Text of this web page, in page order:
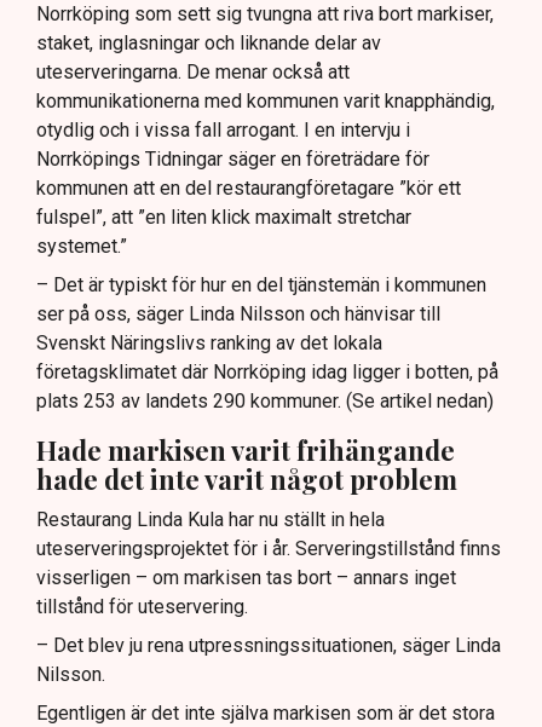
Norrköping som sett sig tvungna att riva bort markiser,
staket, inglasningar och liknande delar av
uteserveringarna. De menar också att
kommunikationerna med kommunen varit knapphändig,
otydlig och i vissa fall arrogant. I en intervju i
Norrköpings Tidningar säger en företrädare för
kommunen att en del restaurangföretagare ”kör ett
fulspel”, att ”en liten klick maximalt stretchar
systemet.”
– Det är typiskt för hur en del tjänstemän i kommunen
ser på oss, säger Linda Nilsson och hänvisar till
Svenskt Näringslivs ranking av det lokala
företagsklimatet där Norrköping idag ligger i botten, på
plats 253 av landets 290 kommuner. (Se artikel nedan)
Hade markisen varit frihängande
hade det inte varit något problem
Restaurang Linda Kula har nu ställt in hela
uteserveringsprojektet för i år. Serveringstillstånd finns
visserligen – om markisen tas bort – annars inget
tillstånd för uteservering.
– Det blev ju rena utpressningssituationen, säger Linda
Nilsson.
Egentligen är det inte själva markisen som är det stora